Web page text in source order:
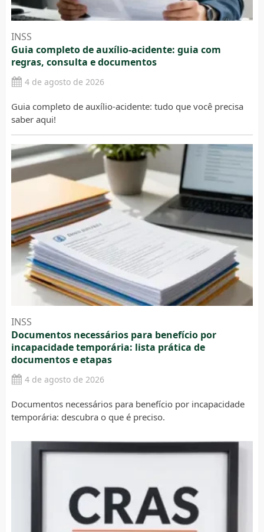
INSS
Guia completo de auxílio-acidente: guia com
regras, consulta e documentos
4 de agosto de 2026
Guia completo de auxílio-acidente: tudo que você precisa
saber aqui!
INSS
Documentos necessários para benefício por
incapacidade temporária: lista prática de
documentos e etapas
4 de agosto de 2026
Documentos necessários para benefício por incapacidade
temporária: descubra o que é preciso.